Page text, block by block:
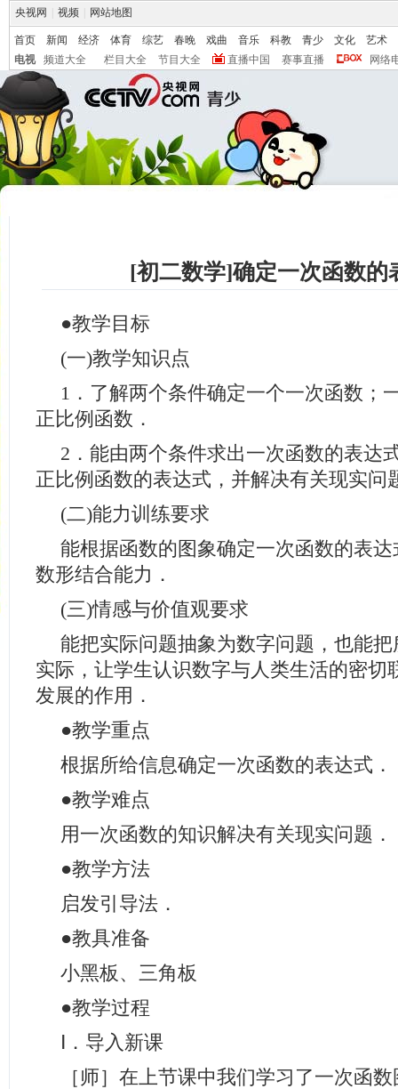
央视网 视频 网站地图
首页 新闻 经济 体育 综艺 春晚 戏曲 音乐 科教 青少 文化
艺术
电视
频道大全 栏目大全 节目大全 直播中国 赛事直播 网络
[初二数学]确定一次函数的
●教学目标
(一)教学知识点
1．了解两个条件确定一个一次函数；
正比例函数．
2．能由两个条件求出一次函数的表达
正比例函数的表达式，并解决有关现实问
(二)能力训练要求
能根据函数的图象确定一次函数的表
数形结合能力．
(三)情感与价值观要求
能把实际问题抽象为数字问题，也能
实际，让学生认识数字与人类生活的密切
发展的作用．
●教学重点
根据所给信息确定一次函数的表达式．
●教学难点
用一次函数的知识解决有关现实问题．
●教学方法
启发引导法．
●教具准备
小黑板、三角板
●教学过程
．导入新课
［师］在上节课中我们学习了一次函